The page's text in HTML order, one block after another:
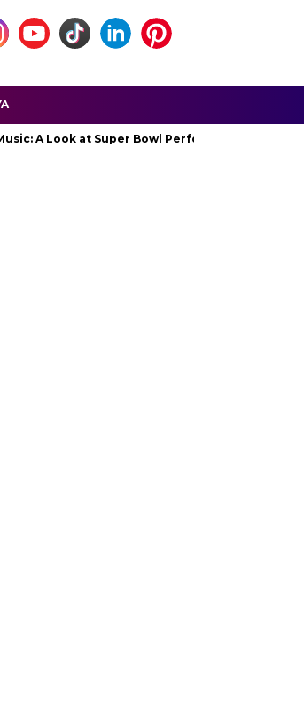
at Super Bowl Performances, New Albums,